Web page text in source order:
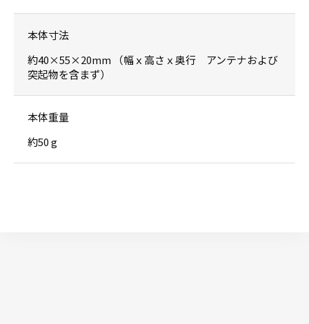
本体寸法
約40×55×20mm （幅ｘ高さｘ奥行 アンテナおよび
突起物を含まず）
本体重量
約50 g